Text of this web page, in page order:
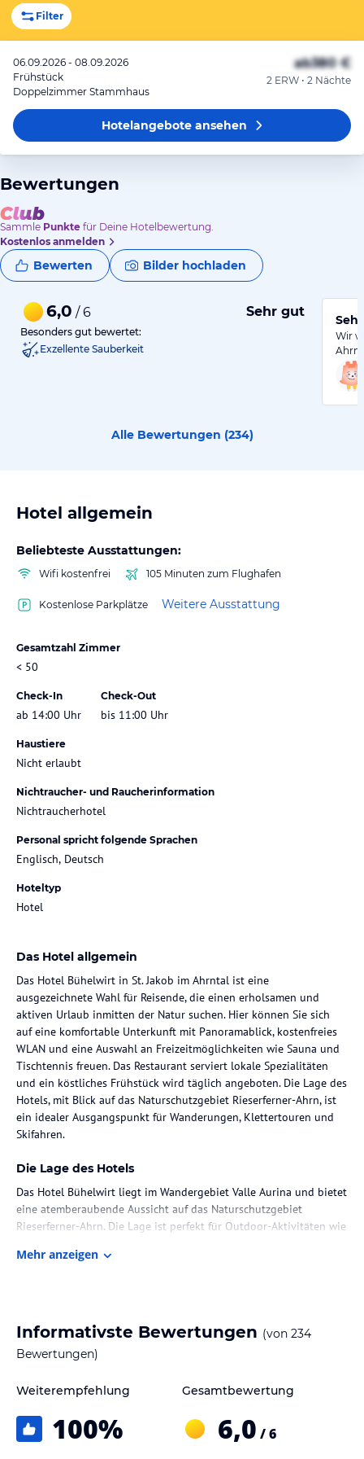
Filter
06.09.2026 - 08.09.2026
Frühstück
Doppelzimmer Stammhaus
ab380 €
2 ERW • 2 Nächte
Hotelangeboteansehen
Bewertungen
Sammle Punkte für Deine Hotelbewertung.
Kostenlos anmelden
Bewerten Bilder hochladen
6,0 / 6 Sehr gut
Besonders gut bewertet:
Exzellente Sauberkeit
Wir
Alle Bewertungen (234)
Hotel allgemein
Beliebteste Ausstattungen:
Wifi kostenfrei 105 Minuten zum Flughafen
Kostenlose Parkplätze Weitere Ausstattung
Gesamtzahl Zimmer
< 50
Check-In
ab 14:00 Uhr
Check-Out
bis 11:00 Uhr
Haustiere
Nicht erlaubt
Nichtraucher- und Raucherinformation
Nichtraucherhotel
Personal spricht folgende Sprachen
Englisch, Deutsch
Hoteltyp
Hotel
Das Hotel allgemein
Das Hotel Bühelwirt in St. Jakob im Ahrntal ist eine
ausgezeichnete Wahl für Reisende, die einen erholsamen und
aktiven Urlaub inmitten der Natur suchen. Hier können Sie sich
auf eine komfortable Unterkunft mit Panoramablick, kostenfreies
WLAN und eine Auswahl an Freizeitmöglichkeiten wie Sauna und
Tischtennis freuen. Das Restaurant serviert lokale Spezialitäten
und ein köstliches Frühstück wird täglich angeboten. Die Lage des
Hotels, mit Blick auf das Naturschutzgebiet Rieserferner-Ahrn, ist
ein idealer Ausgangspunkt für Wanderungen, Klettertouren und
Skifahren.
Die Lage des Hotels
Das Hotel Bühelwirt liegt im Wandergebiet Valle Aurina und bietet
eine atemberaubende Aussicht auf das Naturschutzgebiet
Rieserferner-Ahrn. Die Lage ist perfekt für Outdoor-Aktivitäten wie
kurzen Fahrt von 30 km.
Panoramablick, Holzböden und einen LCD-Sat-TV. Im eigenen Bad
finden Sie einen Haartrockner vor. Die Zimmer bieten eine
Das Restaurant im Hotel Bühelwirt serviert lokale Spezialitäten
und bietet eine gemütliche Atmosphäre für ein unvergessliches
Mehr anzeigen
Informativste Bewertungen (von 234
Bewertungen)
Weiterempfehlung
100%
Gesamtbewertung
6,0 / 6